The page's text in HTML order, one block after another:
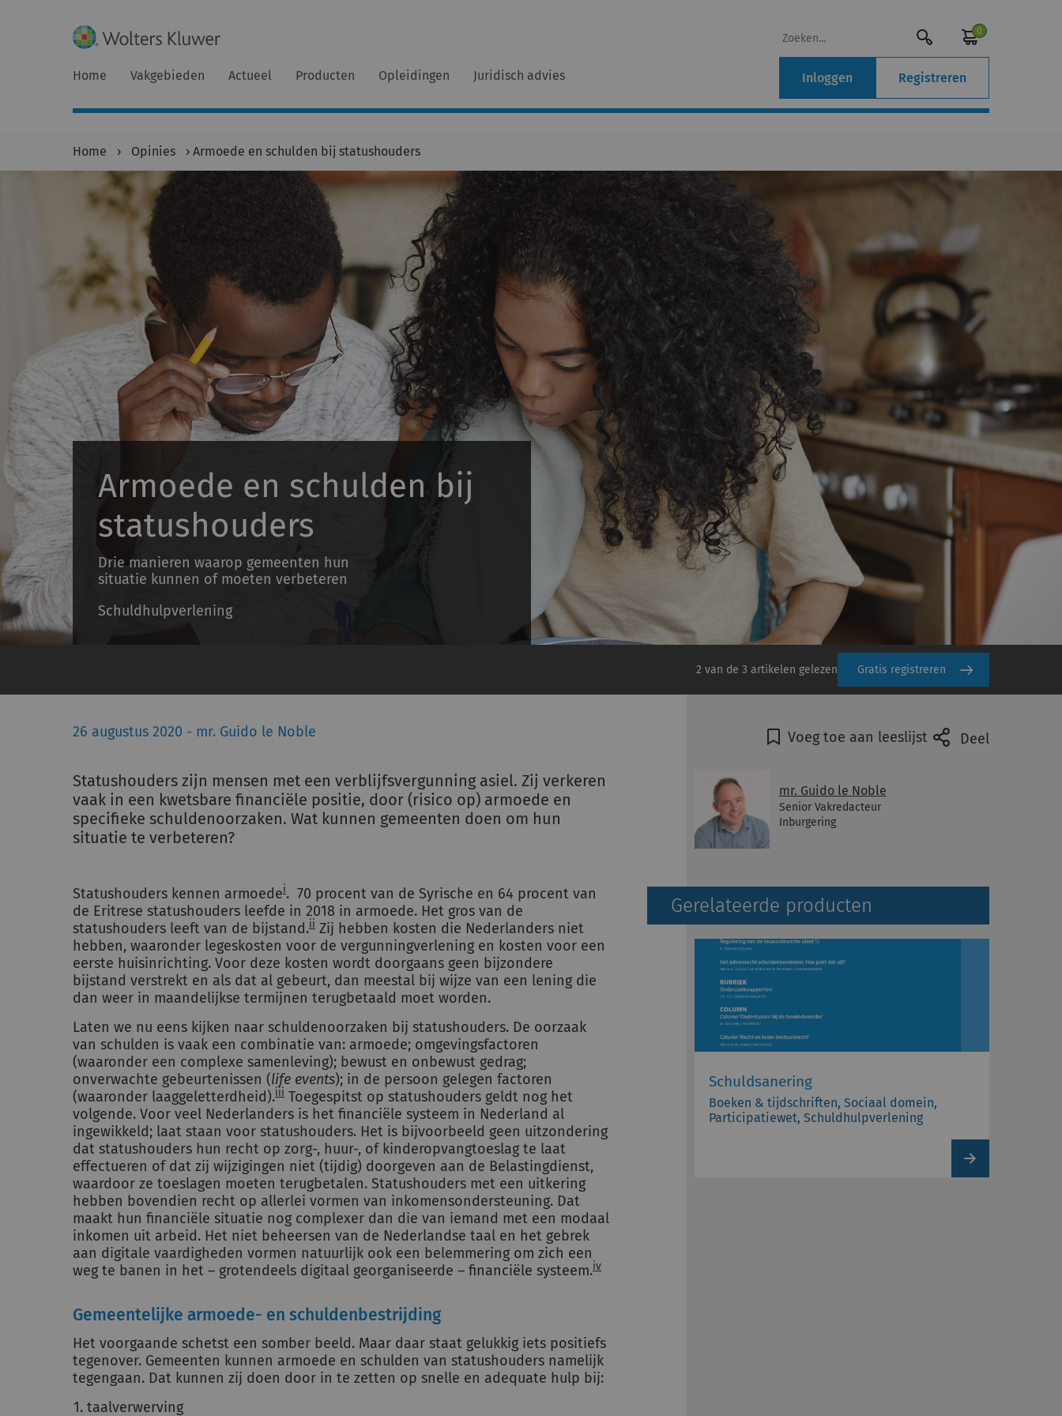
0
Home Vakgebieden Actueel Producten Opleidingen Juridisch advies Inloggen Registreren
Home › Opinies › Armoede en schulden bij statushouders
Armoede en schulden bij
statushouders
Drie manieren waarop gemeenten hun
situatie kunnen of moeten verbeteren
Schuldhulpverlening
2 van de 3 artikelen gelezen Gratis registreren
26 augustus 2020 - mr. Guido le Noble
Statushouders zijn mensen met een verblijfsvergunning asiel. Zij verkeren
vaak in een kwetsbare financiële positie, door (risico op) armoede en
specifieke schuldenoorzaken. Wat kunnen gemeenten doen om hun
situatie te verbeteren?
Statushouders kennen armoedei. 70 procent van de Syrische en 64 procent van
de Eritrese statushouders leefde in 2018 in armoede. Het gros van de
statushouders leeft van de bijstand.ii Zij hebben kosten die Nederlanders niet
hebben, waaronder legeskosten voor de vergunningverlening en kosten voor een
eerste huisinrichting. Voor deze kosten wordt doorgaans geen bijzondere
bijstand verstrekt en als dat al gebeurt, dan meestal bij wijze van een lening die
dan weer in maandelijkse termijnen terugbetaald moet worden.
Laten we nu eens kijken naar schuldenoorzaken bij statushouders. De oorzaak
van schulden is vaak een combinatie van: armoede; omgevingsfactoren
(waaronder een complexe samenleving); bewust en onbewust gedrag;
onverwachte gebeurtenissen (life events); in de persoon gelegen factoren
(waaronder laaggeletterdheid).iii Toegespitst op statushouders geldt nog het
volgende. Voor veel Nederlanders is het financiële systeem in Nederland al
ingewikkeld; laat staan voor statushouders. Het is bijvoorbeeld geen uitzondering
dat statushouders hun recht op zorg-, huur-, of kinderopvangtoeslag te laat
effectueren of dat zij wijzigingen niet (tijdig) doorgeven aan de Belastingdienst,
waardoor ze toeslagen moeten terugbetalen. Statushouders met een uitkering
hebben bovendien recht op allerlei vormen van inkomensondersteuning. Dat
maakt hun financiële situatie nog complexer dan die van iemand met een modaal
inkomen uit arbeid. Het niet beheersen van de Nederlandse taal en het gebrek
aan digitale vaardigheden vormen natuurlijk ook een belemmering om zich een
weg te banen in het – grotendeels digitaal georganiseerde – financiële systeem.iv
Gemeentelijke armoede- en schuldenbestrijding
Het voorgaande schetst een somber beeld. Maar daar staat gelukkig iets positiefs
tegenover. Gemeenten kunnen armoede en schulden van statushouders namelijk
tegengaan. Dat kunnen zij doen door in te zetten op snelle en adequate hulp bij:
taalverwerving
Voeg toe aan leeslijst Deel
mr. Guido le Noble
Senior Vakredacteur
Inburgering
Gerelateerde producten
Schuldsanering
Boeken & tijdschriften, Sociaal domein,
Participatiewet, Schuldhulpverlening
product